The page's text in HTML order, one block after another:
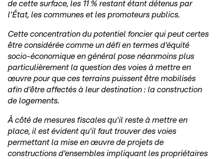
de cette surface, les 11 % restant étant détenus par
l'État, les communes et les promoteurs publics.
Cette concentration du potentiel foncier qui peut certes
être considérée comme un défi en termes d'équité
socio-économique en général pose néanmoins plus
particulièrement la question des voies à mettre en
œuvre pour que ces terrains puissent être mobilisés
afin d'être affectés à leur destination : la construction
de logements.
À côté de mesures fiscales qu'il reste à mettre en
place, il est évident qu'il faut trouver des voies
permettant la mise en œuvre de projets de
constructions d'ensembles impliquant les propriétaires